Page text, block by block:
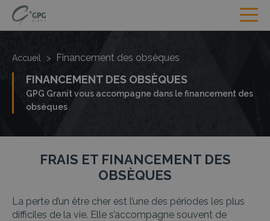
Accueil > Financement des obsèques
FINANCEMENT DES OBSÈQUES
GPG Granit vous accompagne dans le financement des
obsèques
FRAIS ET FINANCEMENT DES
OBSÈQUES
La perte d’un être cher est l’une des périodes les plus
difficiles de la vie. Elle s’accompagne souvent de